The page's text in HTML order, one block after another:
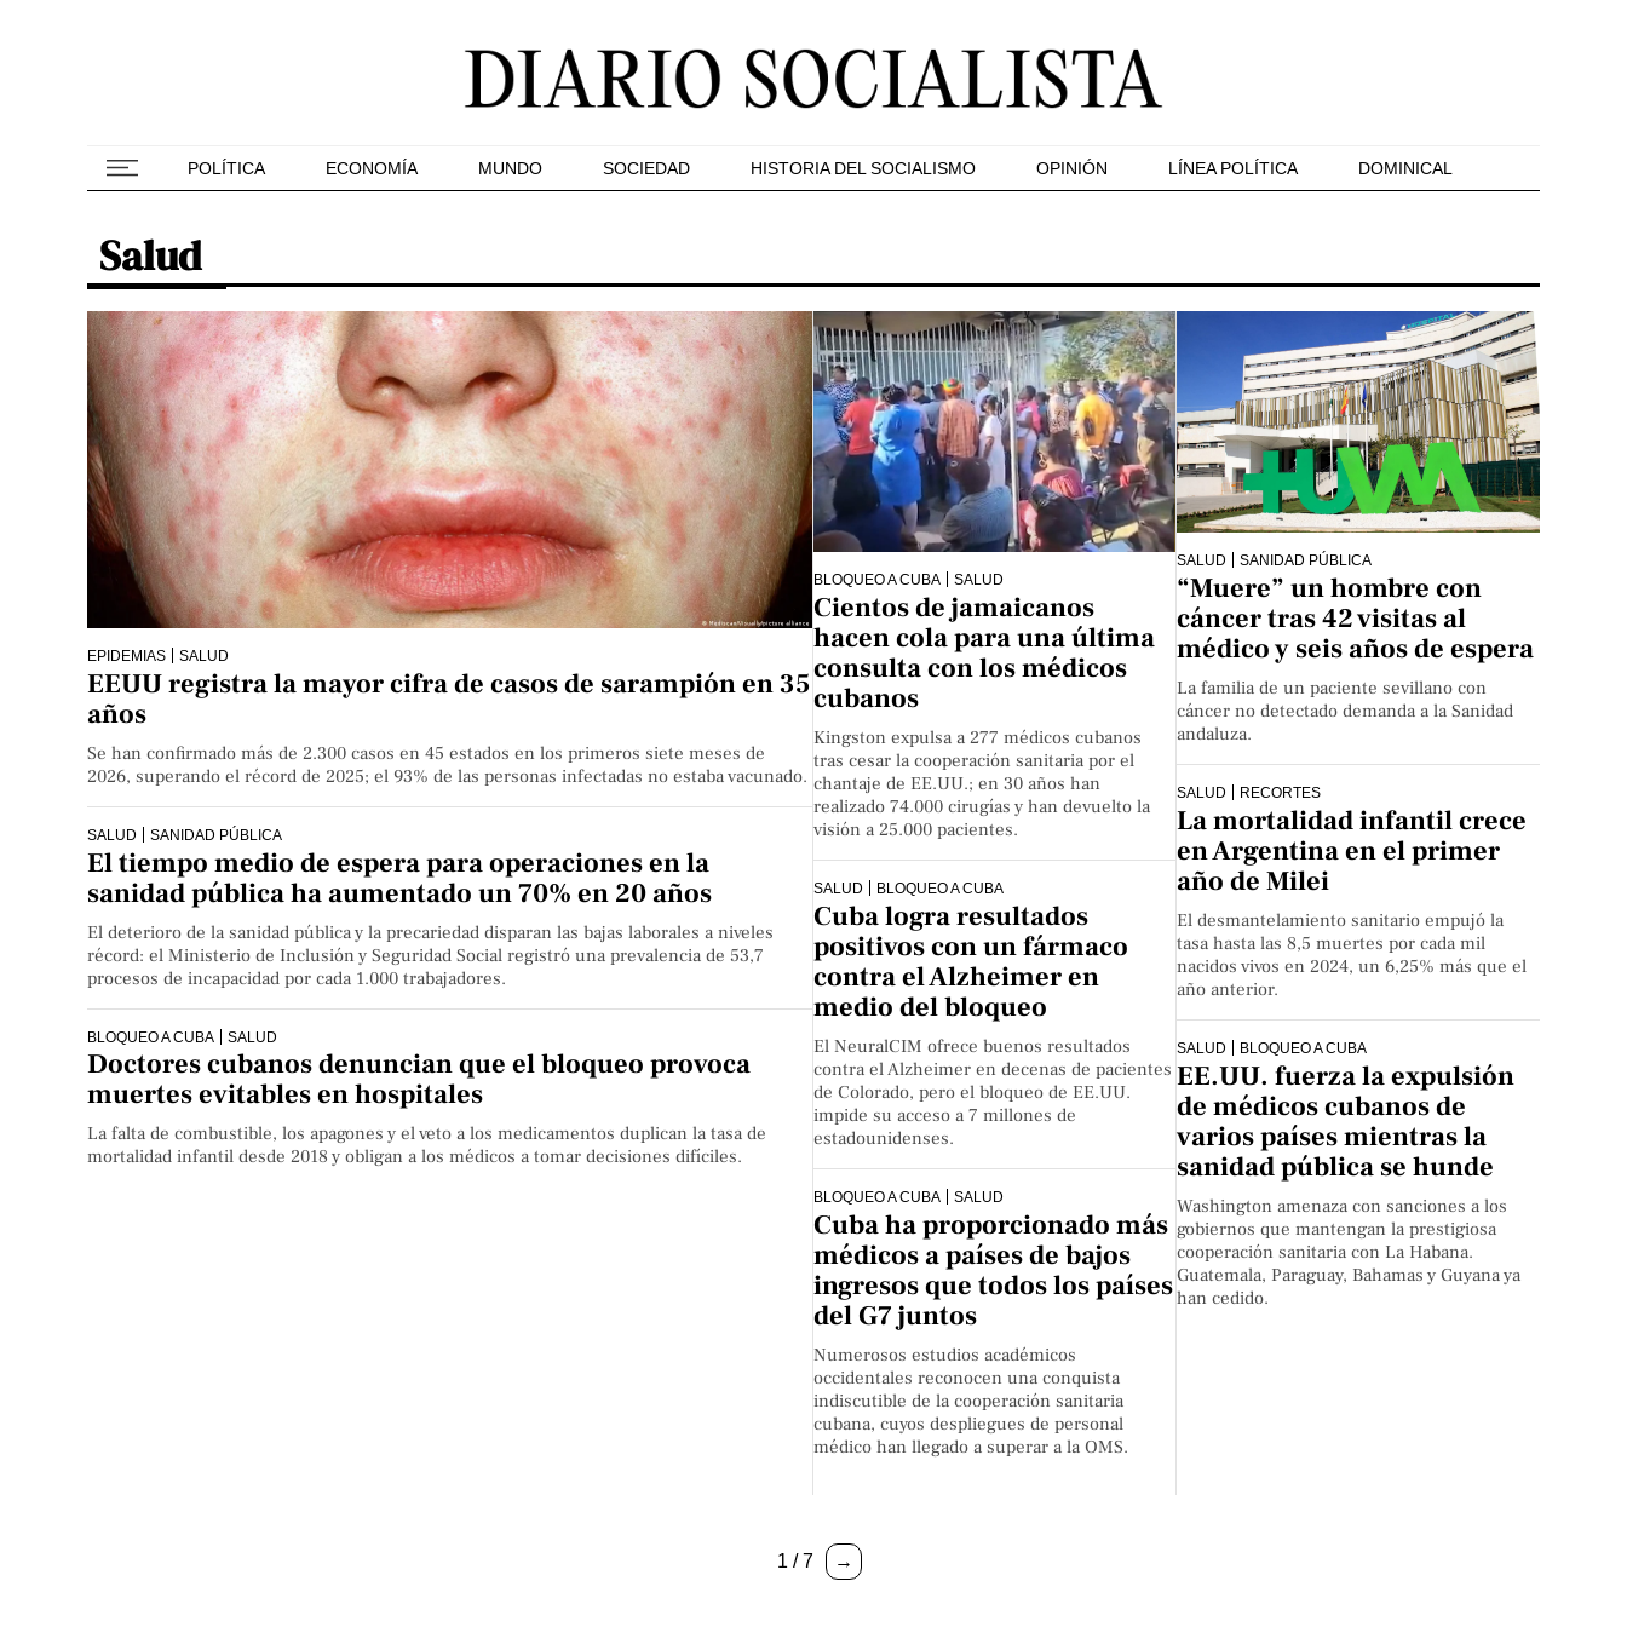
POLÍTICA ECONOMÍA MUNDO SOCIEDAD HISTORIA DEL SOCIALISMO OPINIÓN LÍNEA POLÍTICA DOMINICAL
Salud
EPIDEMIAS SALUD
EEUU registra la mayor cifra de casos de sarampión en 35
años
Se han confirmado más de 2.300 casos en 45 estados en los primeros siete meses de
2026, superando el récord de 2025; el 93% de las personas infectadas no estaba vacunado.
SALUD SANIDAD PÚBLICA
El tiempo medio de espera para operaciones en la
sanidad pública ha aumentado un 70% en 20 años
El deterioro de la sanidad pública y la precariedad disparan las bajas laborales a niveles
récord: el Ministerio de Inclusión y Seguridad Social registró una prevalencia de 53,7
procesos de incapacidad por cada 1.000 trabajadores.
BLOQUEO A CUBA SALUD
Doctores cubanos denuncian que el bloqueo provoca
muertes evitables en hospitales
La falta de combustible, los apagones y el veto a los medicamentos duplican la tasa de
mortalidad infantil desde 2018 y obligan a los médicos a tomar decisiones difíciles.
BLOQUEO A CUBA SALUD
Cientos de jamaicanos
hacen cola para una última
consulta con los médicos
cubanos
Kingston expulsa a 277 médicos cubanos
tras cesar la cooperación sanitaria por el
chantaje de EE.UU.; en 30 años han
realizado 74.000 cirugías y han devuelto la
visión a 25.000 pacientes.
SALUD BLOQUEO A CUBA
Cuba logra resultados
positivos con un fármaco
contra el Alzheimer en
medio del bloqueo
El NeuralCIM ofrece buenos resultados
contra el Alzheimer en decenas de pacientes
de Colorado, pero el bloqueo de EE.UU.
impide su acceso a 7 millones de
estadounidenses.
BLOQUEO A CUBA SALUD
Cuba ha proporcionado más
médicos a países de bajos
ingresos que todos los países
del G7 juntos
Numerosos estudios académicos
occidentales reconocen una conquista
indiscutible de la cooperación sanitaria
cubana, cuyos despliegues de personal
médico han llegado a superar a la OMS.
SALUD SANIDAD PÚBLICA
“Muere” un hombre con
cáncer tras 42 visitas al
médico y seis años de espera
La familia de un paciente sevillano con
cáncer no detectado demanda a la Sanidad
andaluza.
SALUD RECORTES
La mortalidad infantil crece
en Argentina en el primer
año de Milei
El desmantelamiento sanitario empujó la
tasa hasta las 8,5 muertes por cada mil
nacidos vivos en 2024, un 6,25% más que el
año anterior.
SALUD BLOQUEO A CUBA
EE.UU. fuerza la expulsión
de médicos cubanos de
varios países mientras la
sanidad pública se hunde
Washington amenaza con sanciones a los
gobiernos que mantengan la prestigiosa
cooperación sanitaria con La Habana.
Guatemala, Paraguay, Bahamas y Guyana ya
han cedido.
1 / 7 →